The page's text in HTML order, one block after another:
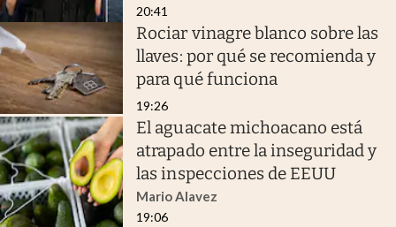
20:41
Rociar vinagre blanco sobre las
llaves: por qué se recomienda y
para qué funciona
19:26
El aguacate michoacano está
atrapado entre la inseguridad y
las inspecciones de EEUU
Mario Alavez
19:06